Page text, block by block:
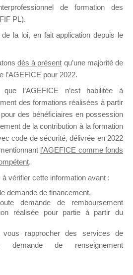
il y a un mois
aux Organismes de
répondre à l’Appel à
du Dirigeant.
un forum dédié au support
de laisser un message
d’être
groupe
de formation des
PL).
de la loi, en fait application depuis le
dès à présent qu’une majorité de
l’AGEFICE pour 2022.
l’AGEFICE n’est habilitée à
des formations réalisées à partir
des bénéficiaires en possession
de la contribution à la formation
code de sécurité, délivrée en 2022
l’AGEFICE comme fonds
.
vérifier cette information avant :
demande de financement,
demande de remboursement
réalisée pour partie à partir du
rapprocher des services de
demande de renseignement